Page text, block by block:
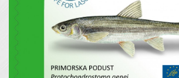
ZNAMKA PROJEKTA LIFE FOR